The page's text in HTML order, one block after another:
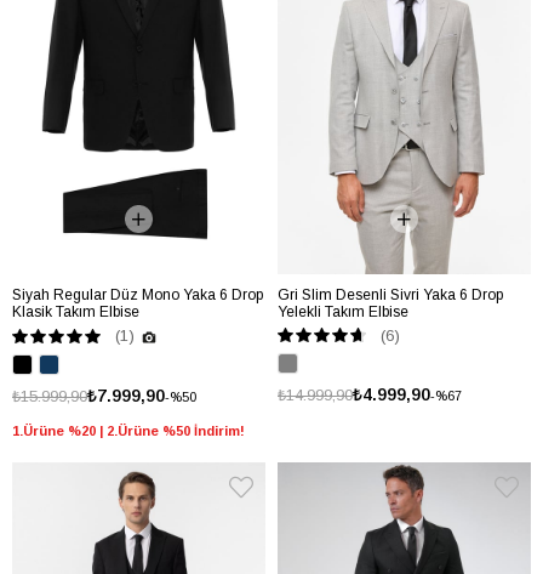
Siyah Regular Düz Mono Yaka 6 Drop
Klasik Takım Elbise
(1)
%50
₺7.999,90
₺15.999,90
1.Ürüne %20 | 2.Ürüne %50 İndirim!
Gri Slim Desenli Sivri Yaka 6 Drop
Yelekli Takım Elbise
(6)
%67
₺4.999,90
₺14.999,90